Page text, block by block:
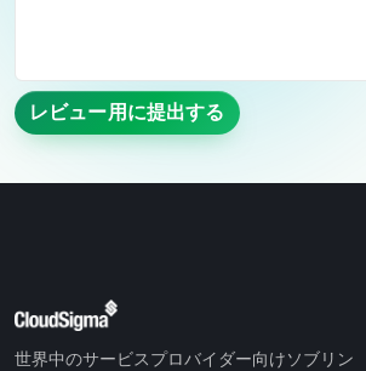
レビュー用に提出する
世界中のサービスプロバイダー向けソブリン